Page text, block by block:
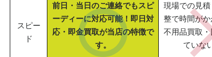
スピー
ド
前日・当日のご連絡でもスピ
ーディーに対応可能！即日対
応・即金買取が当店の特徴で
す。
現場での見
整で時間が
不用品買取
ていな